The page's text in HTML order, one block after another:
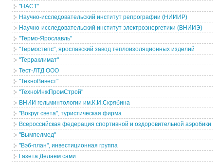
"НАСТ"
Научно-исследовательский институт репрографии (НИИИР)
Научно-исследовательский институт электроэнергетики (ВНИИЭ)
"Термо-Ярославль"
"Термостепс", ярославский завод теплоизоляционных изделий
"Терраклимат"
Тест-ЛТД ООО
"ТехноВивест"
"ТехноИнжПромСтрой"
ВНИИ гельминтологии им.К.И.Скрябина
"Вокруг света", туристическая фирма
Всероссийская федерация спортивной и оздоровительной аэробики
"Вымпелмед"
"Вэб-план", инвестиционная группа
Газета Делаем сами